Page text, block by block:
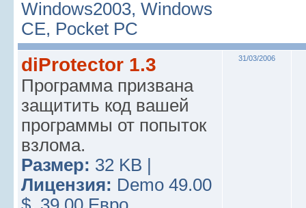
Windows2003, Windows
CE, Pocket PC
diProtector 1.3
Программа призвана
защитить код вашей
программы от попыток
взлома.
Размер: 32 KB |
Лицензия: Demo 49.00
31/03/2006